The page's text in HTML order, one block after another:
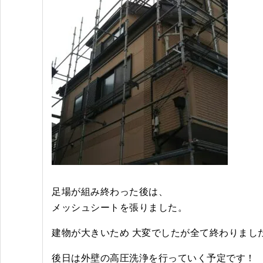
足場が組み終わった後は、
メッシュシートを張りました。
建物が大きいため 大変でしたが全て終わりまし
後日は外壁の高圧洗浄を行っていく予定です！